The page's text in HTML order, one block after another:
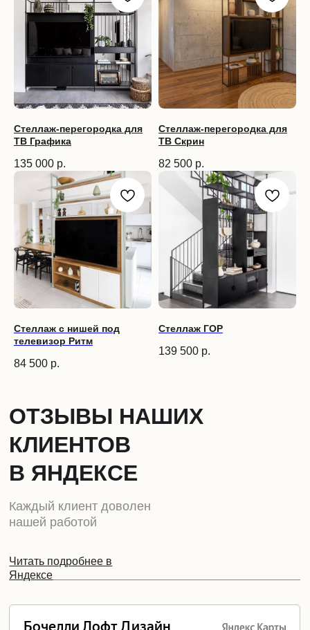
Стеллаж-перегородка для
ТВ Графика
135 000 р.
Стеллаж-перегородка для
ТВ Скрин
82 500 р.
Стеллаж с нишей под
телевизор Ритм
84 500 р.
Стеллаж ГОР
139 500 р.
ОТЗЫВЫ НАШИХ
КЛИЕНТОВ
В ЯНДЕКСЕ
Каждый клиент доволен
нашей работой
Читать подробнее в
Яндексе